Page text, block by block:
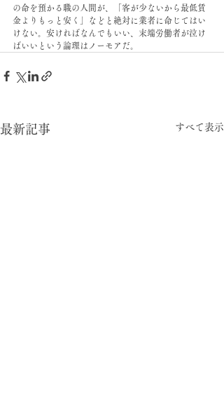
の命を預かる職の人間が、「客が少ないから最低賃
金よりもっと安く」などと絶対に業者に命じてはい
けない。安ければなんでもいい、末端労働者が泣け
ばいいという論理はノーモアだ。
最新記事 すべて表示